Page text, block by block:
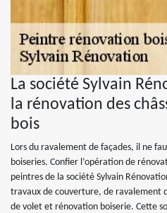
La société Sylvain
la rénovation des
bois
Lors du ravalement de façades, il ne
boiseries. Confier l’opération de
peintres de la société Sylvain
travaux de couverture, de ravalement
de volet et rénovation boiserie. Cette